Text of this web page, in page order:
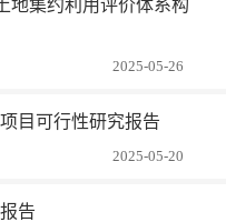
地集约利用评价体系构
2025-05-26
目可行性研究报告
2025-05-20
告